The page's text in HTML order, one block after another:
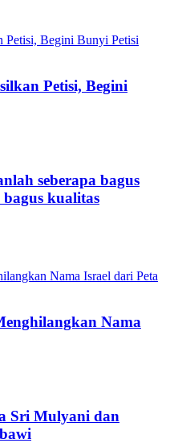
Petisi, Begini
seberapa bagus
kualitas
Nama
Sri Mulyani dan